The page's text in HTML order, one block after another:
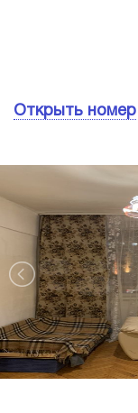
Открыть номер